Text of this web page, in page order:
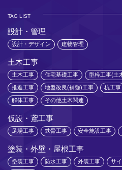
TAG LIST
設計・管理
設計・デザイン 建物管理
土木工事
土木工事 住宅基礎工事 型枠工事(土
推進工事 地盤改良(補強)工事 杭工事
解体工事 その他土木関連
仮設・鳶工事
足場工事 鉄骨工事 安全施設工事
塗装・外壁・屋根工事
塗装工事 防水工事 外装工事 サ